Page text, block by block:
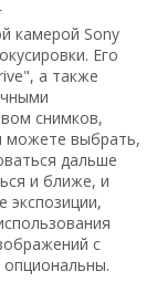
камерой Sony
Его
а также
снимков,
можете выбрать,
дальше
и ближе, и
экспозиции,
с